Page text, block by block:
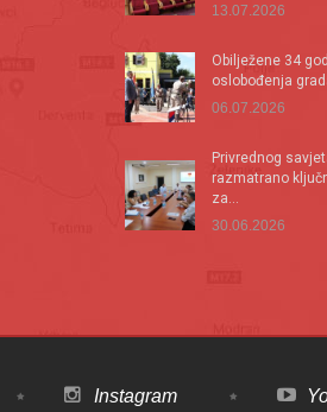
13.07.2026
Оbilježene 34
oslobođenja
06.07.2026
Privrednog
razmatrano
za...
30.06.2026
Instagram